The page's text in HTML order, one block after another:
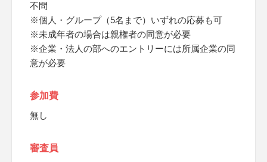
不問
※個人・グループ（5名まで）いずれの応募も可
※未成年者の場合は親権者の同意が必要
※企業・法人の部へのエントリーには所属企業の同
意が必要
参加費
無し
審査員